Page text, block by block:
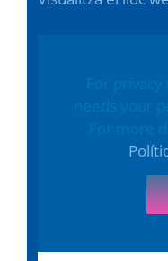
For
needs your
For more